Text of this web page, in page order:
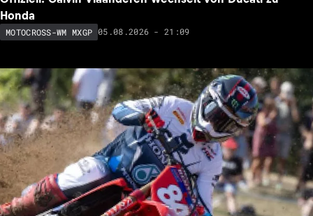
Honda
MOTOCROSS-WM MXGP 05.08.2026 - 21:09